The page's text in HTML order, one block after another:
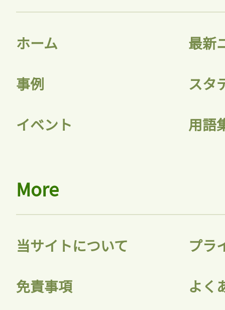
ホーム 最新
事例 スタ
イベント 用語
More
当サイトについて プラ
免責事項 よく